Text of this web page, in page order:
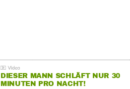
DIESER MANN SCHLÄFT NUR 30
MINUTEN PRO NACHT!